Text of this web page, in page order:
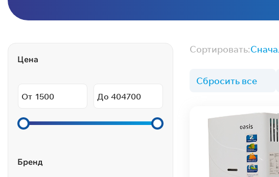
Цена
От До
Бренд
Сортировать:
Сбросить все